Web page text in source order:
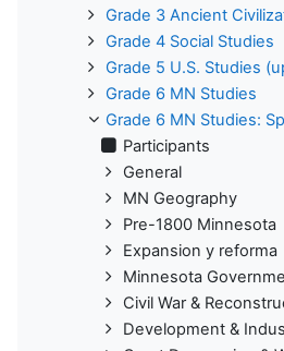
Grade 3 Ancient
Grade 4 Social Studies
Grade 5 U.S. Studies
Grade 6 MN Studies
Grade 6 MN Studies:
Participants
General
MN Geography
Pre-1800 Minnesota
Expansion y reforma
Minnesota
Civil War &
Development &